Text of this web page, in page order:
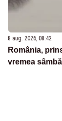
8 aug. 2026, 08:42
România,
vremea